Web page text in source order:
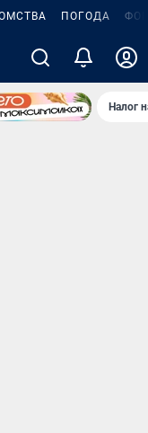
ПОГОДА
Налог